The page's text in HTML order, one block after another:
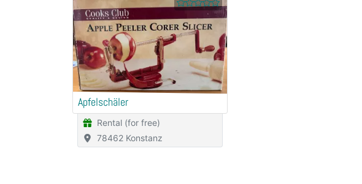
Apfelschäler
Rental (for free)
78462 Konstanz